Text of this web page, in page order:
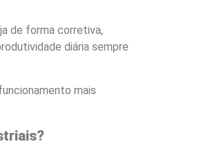
de forma corretiva,
diária sempre
mais